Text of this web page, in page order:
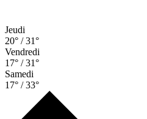
Jeudi
20° / 31°
Vendredi
17° / 31°
Samedi
17° / 33°